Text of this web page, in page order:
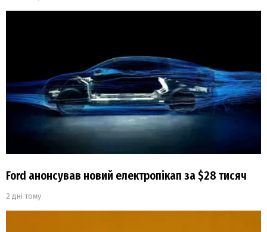
Ford анонсував новий електропікап за $28 тисяч
2 дні тому